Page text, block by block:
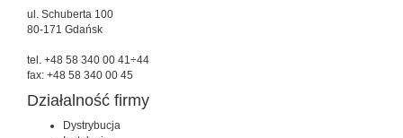
ul. Schuberta 100
80-171 Gdańsk
tel. +48 58 340 00 41÷44
fax: +48 58 340 00 45
Działalność firmy
Dystrybucja